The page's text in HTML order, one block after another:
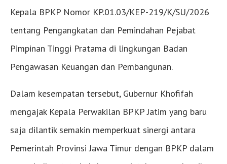
Kepala BPKP Nomor KP.01.03/KEP-219/K/SU/2026
tentang Pengangkatan dan Pemindahan Pejabat
Pimpinan Tinggi Pratama di lingkungan Badan
Pengawasan Keuangan dan Pembangunan.
Dalam kesempatan tersebut, Gubernur Khofifah
mengajak Kepala Perwakilan BPKP Jatim yang baru
saja dilantik semakin memperkuat sinergi antara
Pemerintah Provinsi Jawa Timur dengan BPKP dalam